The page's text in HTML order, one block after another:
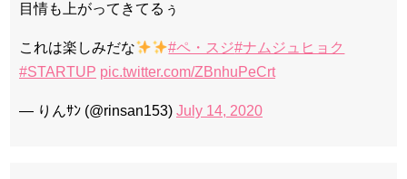
目情も上がってきてるぅ
これは楽しみだな #ペ・スジ#ナムジュヒョク
#STARTUP pic.twitter.com/ZBnhuPeCrt
— りんｻﾝ (@rinsan153) July 14, 2020